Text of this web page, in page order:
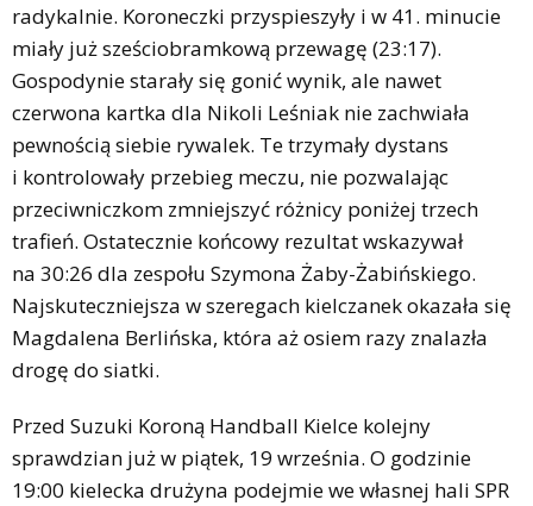
radykalnie. Koroneczki przyspieszyły i w 41. minucie
miały już sześciobramkową przewagę (23:17).
Gospodynie starały się gonić wynik, ale nawet
czerwona kartka dla Nikoli Leśniak nie zachwiała
pewnością siebie rywalek. Te trzymały dystans
i kontrolowały przebieg meczu, nie pozwalając
przeciwniczkom zmniejszyć różnicy poniżej trzech
trafień. Ostatecznie końcowy rezultat wskazywał
na 30:26 dla zespołu Szymona Żaby-Żabińskiego.
Najskuteczniejsza w szeregach kielczanek okazała się
Magdalena Berlińska, która aż osiem razy znalazła
drogę do siatki.
Przed Suzuki Koroną Handball Kielce kolejny
sprawdzian już w piątek, 19 września. O godzinie
19:00 kielecka drużyna podejmie we własnej hali SPR